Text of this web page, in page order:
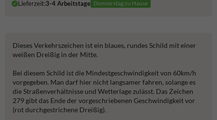
Lieferzeit:3-4 Arbeitstage Donnerstag zu Hause
Dieses Verkehrszeichen ist ein blaues, rundes Schild mit einer
weißen Dreißig in der Mitte.
Bei diesem Schild ist die Mindestgeschwindigkeit von 60km/h
vorgegeben. Man darf hier nicht langsamer fahren, solange es
die Straßenverhältnisse und Wetterlage zulässt. Das Zeichen
279 gibt das Ende der vorgeschriebenen Geschwindigkeit vor
(rot durchgestrichene Dreißig).